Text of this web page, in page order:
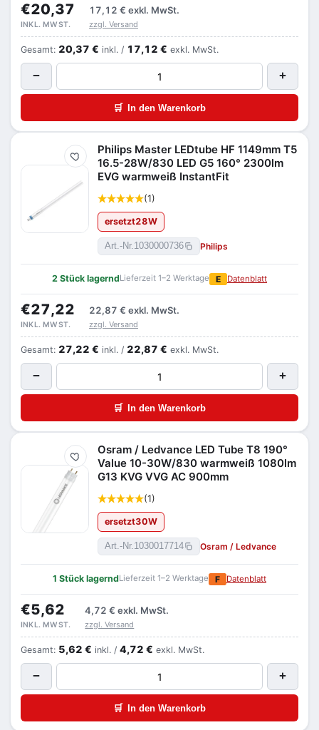
€20,37 17,12 € exkl. MwSt.
INKL. MWST. zzgl. Versand
Gesamt: 20,37 € inkl. / 17,12 € exkl. MwSt.
− +
🛒 In den Warenkorb
Merken
Philips Master LEDtube HF 1149mm T5
16.5-28W/830 LED G5 160° 2300lm
EVG warmweiß InstantFit
(1)
ersetzt28W
Art.-Nr.1030000736 Philips
2 Stück lagerndLieferzeit 1–2 Werktage E Datenblatt
€27,22 22,87 € exkl. MwSt.
INKL. MWST. zzgl. Versand
Gesamt: 27,22 € inkl. / 22,87 € exkl. MwSt.
− +
🛒 In den Warenkorb
Merken
Osram / Ledvance LED Tube T8 190°
Value 10-30W/830 warmweiß 1080lm
G13 KVG VVG AC 900mm
(1)
ersetzt30W
Art.-Nr.1030017714 Osram / Ledvance
1 Stück lagerndLieferzeit 1–2 Werktage F Datenblatt
€5,62 4,72 € exkl. MwSt.
INKL. MWST. zzgl. Versand
Gesamt: 5,62 € inkl. / 4,72 € exkl. MwSt.
− +
🛒 In den Warenkorb